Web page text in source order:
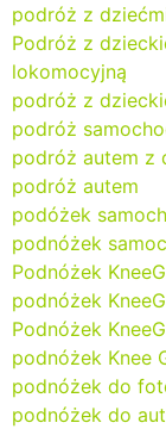
podróż z
Podróż z
lokomocyjną
podróż z
podróż
podróż autem z
podróż autem
podóżek
podnóżek
Podnóżek
podnóżek
Podnóżek
podnóżek Knee
podnóżek do
podnóżek do